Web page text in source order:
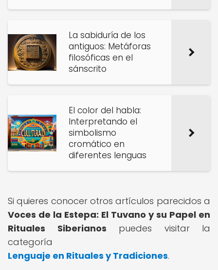
La sabiduría de los
antiguos: Metáforas
filosóficas en el
sánscrito
El color del habla:
Interpretando el
simbolismo
cromático en
diferentes lenguas
Si quieres conocer otros artículos parecidos a
Voces de la Estepa: El Tuvano y su Papel en
Rituales Siberianos puedes visitar la
categoría
Lenguaje en Rituales y Tradiciones.